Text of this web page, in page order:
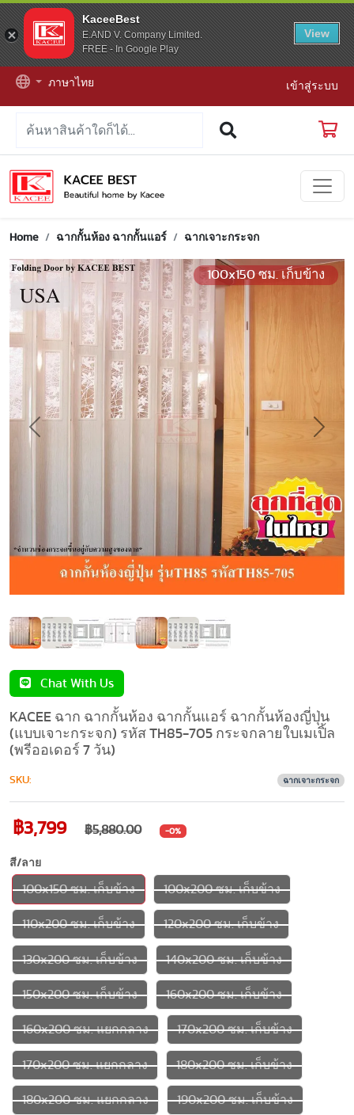
KaceeBest
E.AND V. Company Limited.
FREE - In Google Play
View
ภาษาไทย เข้าสู่ระบบ
Home ฉากกั้นห้อง ฉากกั้นแอร์ ฉากเจาะกระจก
100x150 ซม. เก็บข้าง
Previous Next
Chat With Us
KACEE ฉาก ฉากกั้นห้อง ฉากกั้นแอร์ ฉากกั้นห้องญี่ปุ่น
(แบบเจาะกระจก) รหัส TH85-705 กระจกลายใบเมเปิ้ล
(พรีออเดอร์ 7 วัน)
SKU: ฉากเจาะกระจก
฿3,799 ฿5,880.00 -0%
สี/ลาย
100x150 ซม. เก็บข้าง 100x200 ซม. เก็บข้าง
110x200 ซม. เก็บข้าง 120x200 ซม. เก็บข้าง
130x200 ซม. เก็บข้าง 140x200 ซม. เก็บข้าง
150x200 ซม. เก็บข้าง 160x200 ซม. เก็บข้าง
160x200 ซม. แยกกลาง 170x200 ซม. เก็บข้าง
170x200 ซม. แยกกลาง 180x200 ซม. เก็บข้าง
180x200 ซม. แยกกลาง 190x200 ซม. เก็บข้าง